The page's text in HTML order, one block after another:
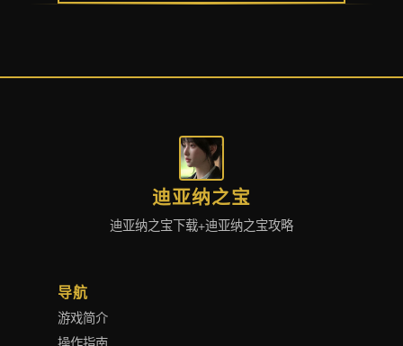
迪亚纳之宝
迪亚纳之宝下载+迪亚纳之宝攻略
导航
游戏简介